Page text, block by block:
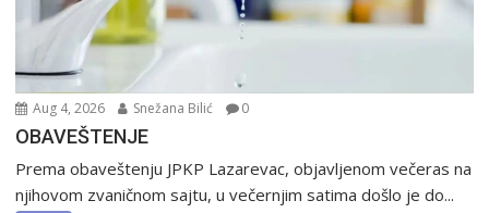
Aug 4, 2026 Snežana Bilić 0
OBAVEŠTENJE
Prema obaveštenju JPKP Lazarevac, objavljenom večeras na
njihovom zvaničnom sajtu, u večernjim satima došlo je do...